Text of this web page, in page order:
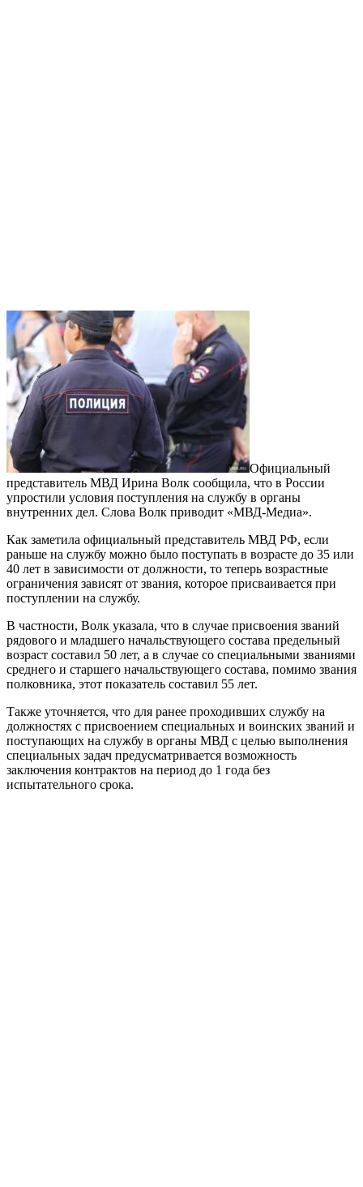
Официальный
представитель МВД Ирина Волк сообщила, что в России
упростили условия поступления на службу в органы
внутренних дел. Слова Волк приводит «МВД-Медиа».
Как заметила официальный представитель МВД РФ, если
раньше на службу можно было поступать в возрасте до 35 или
40 лет в зависимости от должности, то теперь возрастные
ограничения зависят от звания, которое присваивается при
поступлении на службу.
В частности, Волк указала, что в случае присвоения званий
рядового и младшего начальствующего состава предельный
возраст составил 50 лет, а в случае со специальными званиями
среднего и старшего начальствующего состава, помимо звания
полковника, этот показатель составил 55 лет.
Также уточняется, что для ранее проходивших службу на
должностях с присвоением специальных и воинских званий и
поступающих на службу в органы МВД с целью выполнения
специальных задач предусматривается возможность
заключения контрактов на период до 1 года без
испытательного срока.